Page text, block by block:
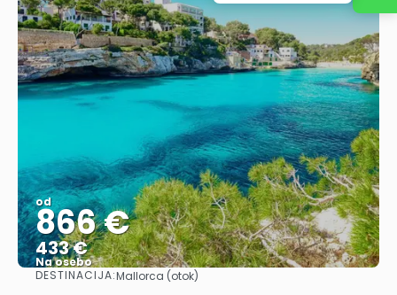
od
866 €
433 €
Na osebo
Glej .
DESTINACIJA:Mallorca (otok)